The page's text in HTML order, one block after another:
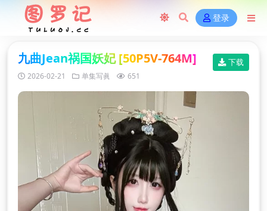
登录
九曲Jean祸国妖妃 [50P5V-764M] 下载
2026-02-21 单集写眞 651